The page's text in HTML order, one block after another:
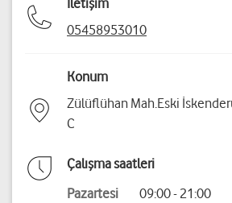
İletişim
05458953010
Konum
Zülüflühan Mah.Eski
C
Çalışma saatleri
Pazartesi
09:00 - 21:00